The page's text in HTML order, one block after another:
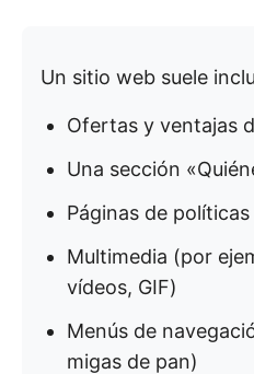
Un sitio web suele
Ofertas y ventajas
Una sección
Páginas de
Multimedia (por
vídeos, GIF)
Menús de
migas de pan)